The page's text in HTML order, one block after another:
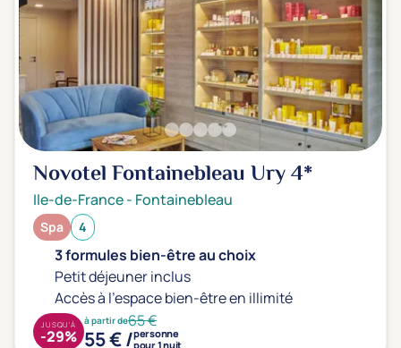
Novotel Fontainebleau Ury4*
Ile-de-France- Fontainebleau
Spa 4
3 formules bien-être au choix
Petit déjeuner inclus
Accès à l'espace bien-être en illimité
à partir de65 €
55 € /personne
pour 1 nuit
JUSQU'À
-29%